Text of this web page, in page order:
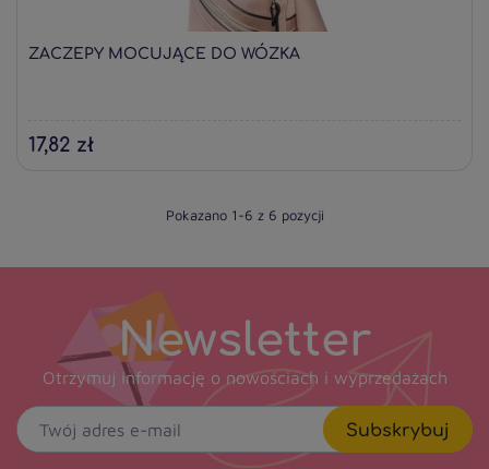
ZACZEPY MOCUJĄCE DO WÓZKA
17,82 zł
Pokazano 1-6 z 6 pozycji
Newsletter
Otrzymuj informację o nowościach i wyprzedażach
Subskrybuj